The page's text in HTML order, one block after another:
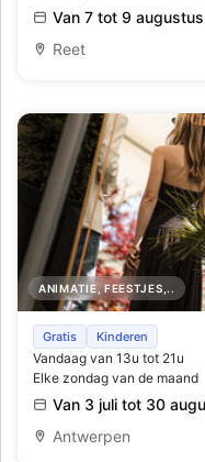
Van 7 tot 9 augustus
Reet
ANIMATIE, FEESTJES,..
Horta x Veuve Clicquot
Gratis Kinderen
Vandaag van 13u tot 21u
Elke zondag van de maand
Van 3 juli tot 30
Antwerpen